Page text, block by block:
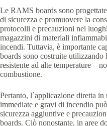
Le RAMS boards sono
di sicurezza e promuovere la
protocolli e precauzioni nei
magazzini di materiali
incendi. Tuttavia, è importante
boards sono costruite
resistente ad alte temperature –
combustione.
Pertanto, l`applicazione diretta in
immediate e gravi di incendio
sicurezza aggiuntive e
boards. Ciò nonostante, in aree